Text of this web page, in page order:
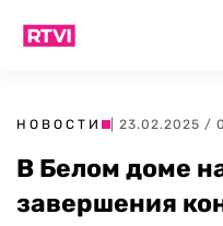
НОВОСТИ | 23.02.2025 /
В Белом доме
завершения